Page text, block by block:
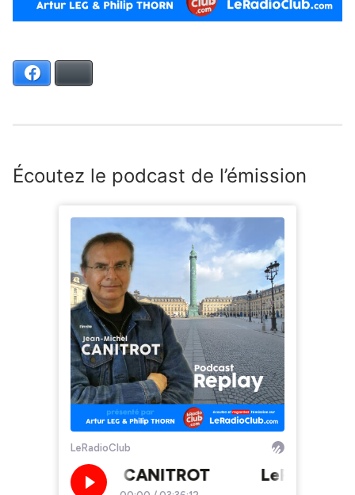
Écoutez le podcast de l’émission